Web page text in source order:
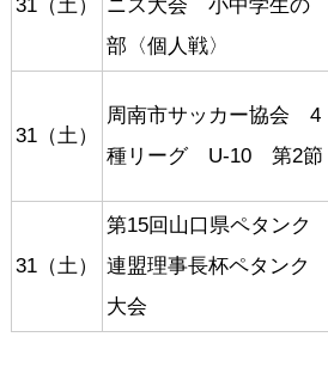
31（土）
ニス大会 小中学生の
部〈個人戦〉
31（土）
周南市サッカー協会 4
種リーグ U-10 第2節
31（土）
第15回山口県ペタンク
連盟理事長杯ペタンク
大会